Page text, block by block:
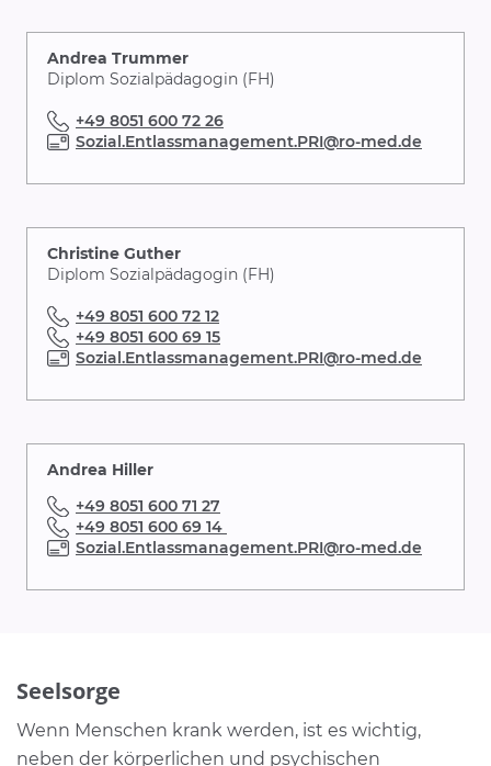
Beratung und Information:
bei Leistungsansprüchen gegenüber Behörden
Haushaltshilfe)
Pflegebedürftigkeit
Krankenhausnachsorge
Vermittlung und Rehabilitation:
in Anschlussheilbehandlungen nach schweren
Alten- und Pflegeheime
ambulante Therapien
Kontakte zu ambulanten psychosozialen
Versorgungsnetzen und Selbsthilfegruppen
Abhängigkeitserkrankungen oder Gefährdung
Krankheitsverarbeitung
Andrea Trummer
Diplom Sozialpädagogin (FH)
+49 8051 600 72 26
Sozial.Entlassmanagement.PRI@ro-med.de
Christine Guther
Diplom Sozialpädagogin (FH)
+49 8051 600 72 12
+49 8051 600 69 15
Sozial.Entlassmanagement.PRI@ro-med.de
Andrea Hiller
+49 8051 600 71 27
+49 8051 600 69 14
Sozial.Entlassmanagement.PRI@ro-med.de
Seelsorge
Wenn Menschen krank werden, ist es wichtig,
neben der körperlichen und psychischen